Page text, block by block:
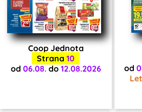
Coop Jednota
Strana 10
od 06.08. do 12.08.2026
od